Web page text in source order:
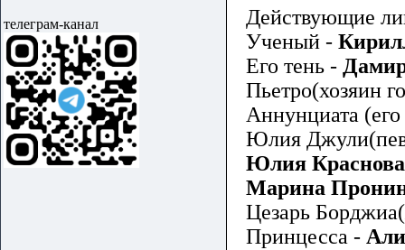
телеграм-канал
Действующие
Ученый -
Его тень -
Пьетро(хозяин
Аннунциата
Юлия
Юлия Краснова
Марина
Цезарь
Принцесса -